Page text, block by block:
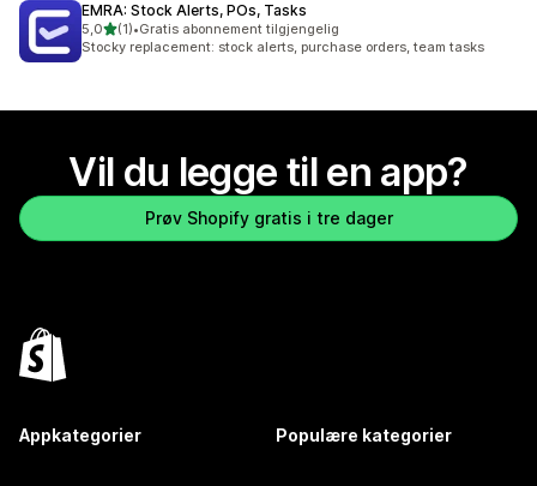
EMRA: Stock Alerts, POs, Tasks
5,0av 5 stjerner
(1)
Totalt 1 omtaler
•Gratis abonnement tilgjengelig
Stocky replacement: stock alerts, purchase orders, team tasks
Vil du legge til en app?
Prøv Shopify gratis i tre dager
Appkategorier Populære kategorier